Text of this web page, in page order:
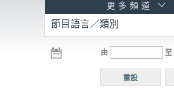
R3
電台 電台
R5
電台
普通
更多頻道
節目語言／類別
由 至
重設